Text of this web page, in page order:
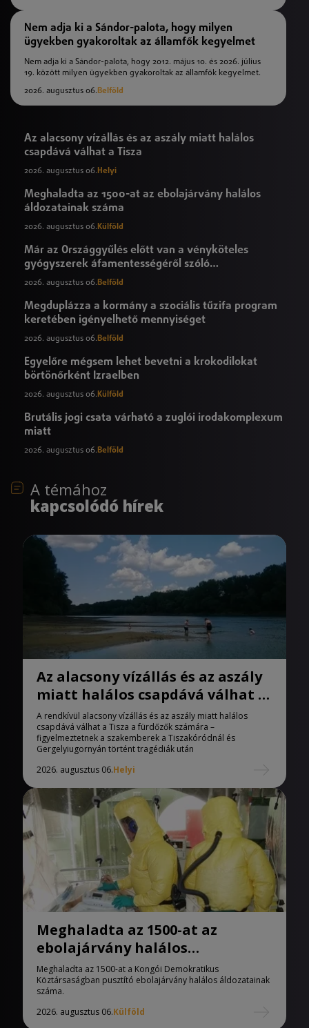
Nem adja ki a Sándor-palota, hogy milyen
ügyekben gyakoroltak az államfők kegyelmet
Nem adja ki a Sándor-palota, hogy 2012. május 10. és 2026. július
19. között milyen ügyekben gyakoroltak az államfők kegyelmet.
2026. augusztus 06.Belföld
Az alacsony vízállás és az aszály miatt halálos
csapdává válhat a Tisza
2026. augusztus 06. Helyi
Meghaladta az 1500-at az ebolajárvány halálos
áldozatainak száma
2026. augusztus 06. Külföld
Már az Országgyűlés előtt van a vényköteles
gyógyszerek áfamentességéről szóló
törvényjavaslat
2026. augusztus 06.Belföld
Megduplázza a kormány a szociális tűzifa program
keretében igényelhető mennyiséget
2026. augusztus 06.Belföld
Egyelőre mégsem lehet bevetni a krokodilokat
börtönőrként Izraelben
2026. augusztus 06. Külföld
Brutális jogi csata várható a zuglói irodakomplexum
miatt
2026. augusztus 06.Belföld
A témához
kapcsolódó hírek
Az alacsony vízállás és az aszály
miatt halálos csapdává válhat a
Tisza
A rendkívül alacsony vízállás és az aszály miatt halálos
csapdává válhat a Tisza a fürdőzők számára –
figyelmeztetnek a szakemberek a Tiszakóródnál és
Gergelyiugornyán történt tragédiák után
2026. augusztus 06.Helyi
Meghaladta az 1500-at az
ebolajárvány halálos
áldozatainak száma
Meghaladta az 1500-at a Kongói Demokratikus
Köztársaságban pusztító ebolajárvány halálos áldozatainak
száma.
2026. augusztus 06.Külföld